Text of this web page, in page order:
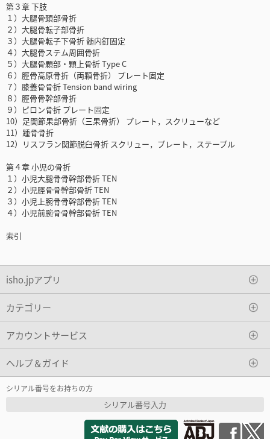
第３章 下肢
１）大腿骨頚部骨折
２）大腿骨転子部骨折
３）大腿骨転子下骨折 髄内釘固定
４）大腿骨ステム周囲骨折
５）大腿骨顆部・顆上骨折 Type C
６）脛骨高原骨折（両顆骨折） プレート固定
７）膝蓋骨骨折 Tension band wiring
８）脛骨骨幹部骨折
９）ピロン骨折 プレート固定
10）足関節果部骨折（三果骨折） プレート，スクリューなど
11）踵骨骨折
12）リスフラン関節脱臼骨折 スクリュー，プレート，ステープル
第４章 小児の骨折
１）小児大腿骨骨幹部骨折 TEN
２）小児脛骨骨幹部骨折 TEN
３）小児上腕骨骨幹部骨折 TEN
４）小児前腕骨骨幹部骨折 TEN
索引
isho.jpアプリ
カテゴリー
アカウントサービス
ヘルプ＆ガイド
シリアル番号をお持ちの方
シリアル番号入力